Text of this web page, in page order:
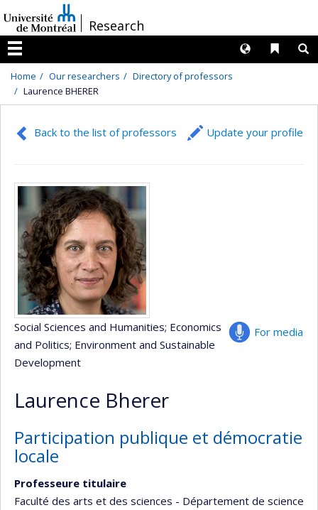
au
contenu
/Research
Menu
Liens
Langues
Home Our researchers
Directory of professors
Laurence BHERER
Back to the list of professors Update your profile
For media
Social Sciences and Humanities; Economics
and Politics; Environment and Sustainable
Development
Laurence Bherer
Participation publique et démocratie
locale
Professeure titulaire
Faculté des arts et des sciences - Département de science